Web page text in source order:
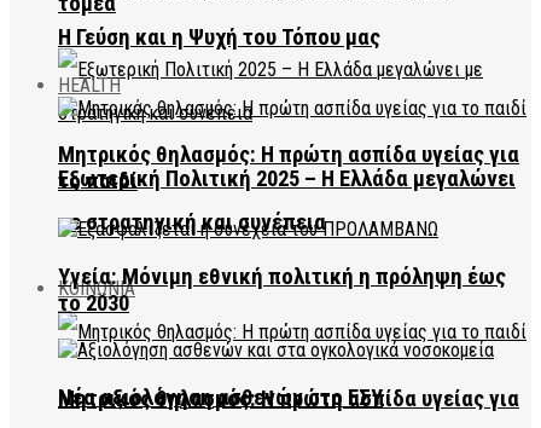
Εξωτερική Πολιτική 2025 – Η Ελλάδα μεγαλώνει
με στρατηγική και συνέπεια
ΚΟΙΝΩΝΙΑ
Μητρικός θηλασμός: Η πρώτη ασπίδα υγείας για
Η Γεύση και η Ψυχή του Τόπου μας
HEALTH
Μητρικός θηλασμός: Η πρώτη ασπίδα υγείας για
το παιδί
Υγεία: Μόνιμη εθνική πολιτική η πρόληψη έως
το 2030
Νέα αξιολόγηση ασθενών στο ΕΣΥ